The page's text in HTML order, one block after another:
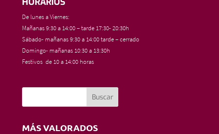
De lunes a Viernes:
Mañanas 9:30 a 14:00 – tarde 17:30- 20:30h
Sábado- mañanas 9:30 a 14:00 tarde – cerrado
Domingo- mañanas 10:30 a 13:30h
Festivos de 10 a 14:00 horas
MÁS VALORADOS